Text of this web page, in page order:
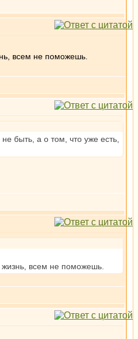
всем не поможешь.
быть, а о том, что уже есть,
всем не поможешь.